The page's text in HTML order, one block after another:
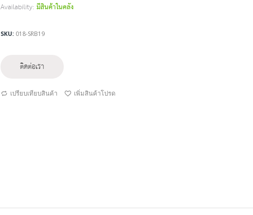
Availability: มีสินค้าในคลัง
SKU 018-SRB19
ติดต่อเรา
เปรียบเทียบสินค้า เพิ่มสินค้าโปรด